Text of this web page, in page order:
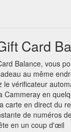
Card
Balance, vous
au même
le vérificateur
Cammeray en
carte en direct du
de numéros
en un coup d'œil